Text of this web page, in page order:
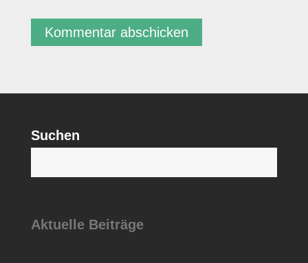
Suchen
Aktuelle Beiträge